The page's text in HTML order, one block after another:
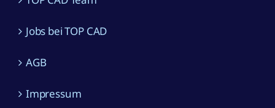
Jobs bei TOP CAD
AGB
Impressum